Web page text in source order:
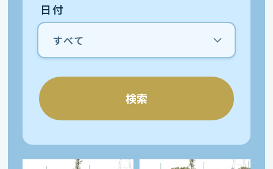
日付
検索